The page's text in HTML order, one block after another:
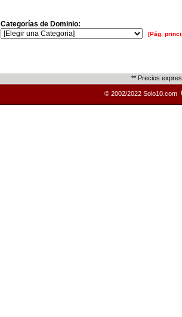
Categorías de Dominio:
[Pág.
** Precios
© 2002/2022 Solo10.com